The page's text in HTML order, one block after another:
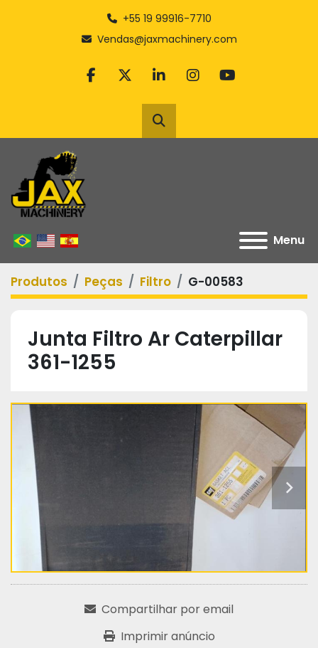
+55 19 99916-7710
Vendas@jaxmachinery.com
facebook
twitterlinkedininstagram
youtube
Pesquisar
Menu
Produtos Peças Filtro G-00583
Junta Filtro Ar Caterpillar
361-1255
Compartilhar por email
Imprimir anúncio